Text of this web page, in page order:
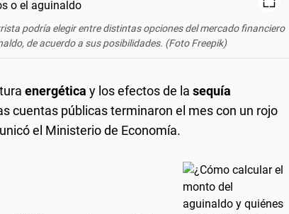
podría elegir entre distintas opciones del mercado financiero
de acuerdo a sus posibilidades. (Foto Freepik)
energética y los efectos de la sequía
cuentas públicas terminaron el mes con un rojo
el Ministerio de Economía.